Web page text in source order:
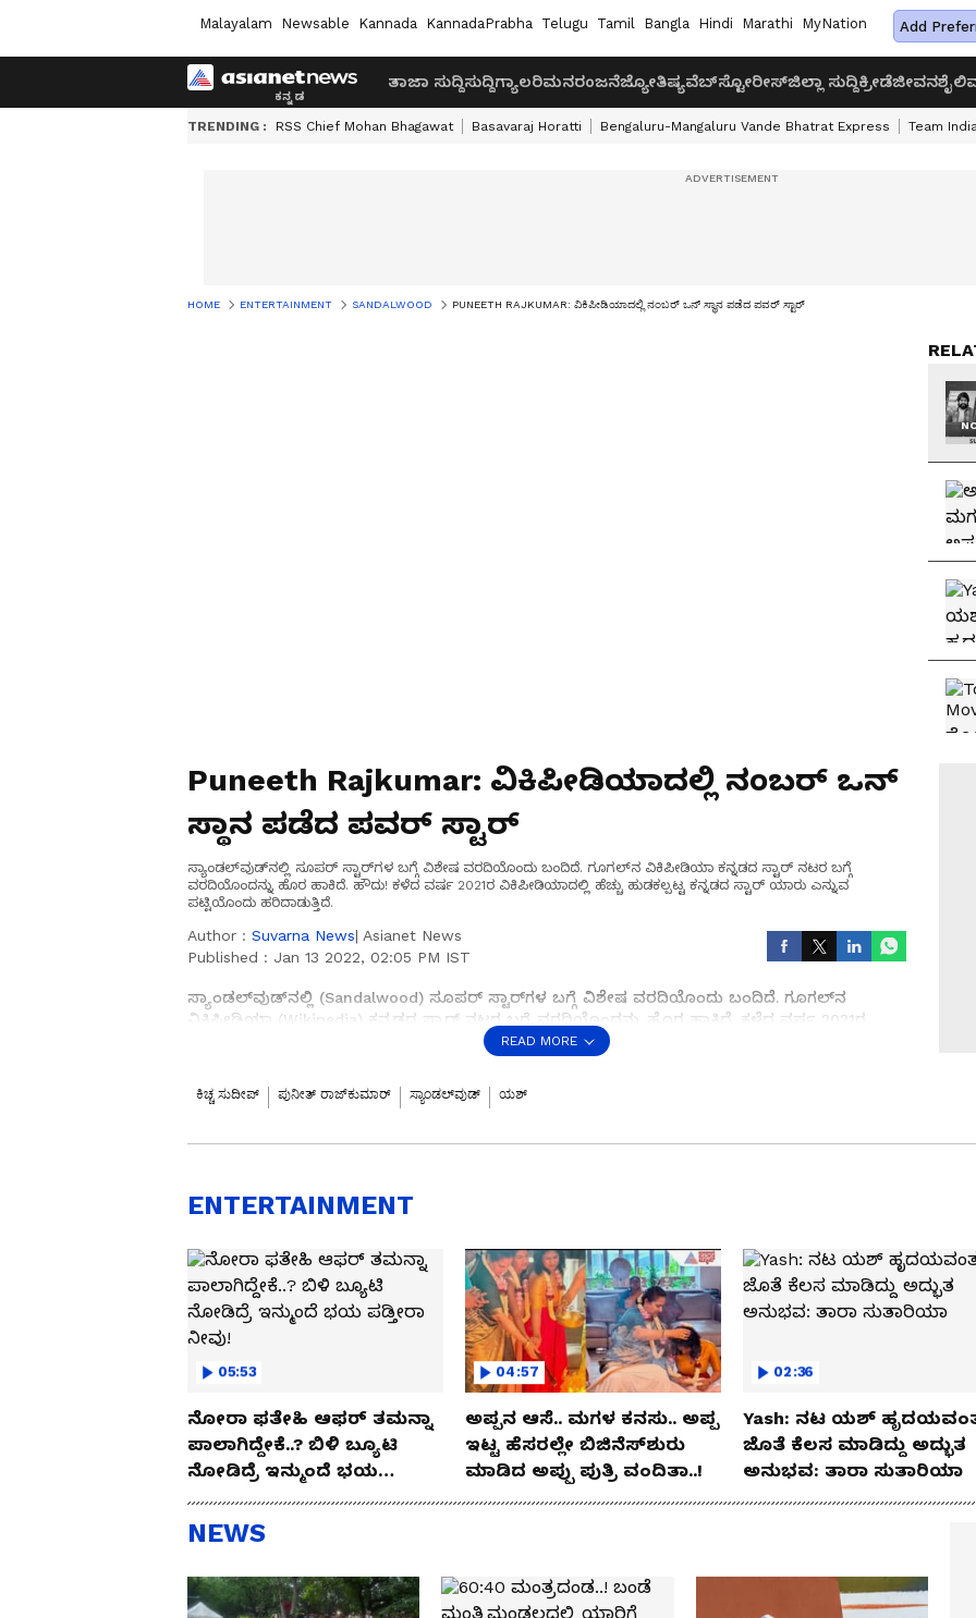
Malayalam Newsable Kannada KannadaPrabha Telugu Tamil Bangla Hindi Marathi MyNation Add
ತಾಜಾ ಸುದ್ದಿಸುದ್ದಿಗ್ಯಾಲರಿಮನರಂಜನೆಜ್ಯೋತಿಷ್ಯವೆಬ್‌ಸ್ಟೋರೀಸ್ಜಿಲ್ಲಾ ಸುದ್ದಿಕ್ರೀಡೆಜೀವನಶೈಲಿ
TRENDING : RSS Chief Mohan Bhagawat Basavaraj Horatti Bengaluru-Mangaluru Vande Bhatrat Express Team
HOME ENTERTAINMENT SANDALWOOD PUNEETH RAJKUMAR: ವಿಕಿಪೀಡಿಯಾದಲ್ಲಿ ನಂಬರ್ ಒನ್ ಸ್ಥಾನ ಪಡೆದ ಪವರ್ ಸ್ಟಾರ್
Puneeth Rajkumar: ವಿಕಿಪೀಡಿಯಾದಲ್ಲಿ ನಂಬರ್ ಒನ್
ಸ್ಥಾನ ಪಡೆದ ಪವರ್ ಸ್ಟಾರ್
ಸ್ಯಾಂಡಲ್‌ವುಡ್‌ನಲ್ಲಿ ಸೂಪರ್ ಸ್ಟಾರ್‌ಗಳ ಬಗ್ಗೆ ವಿಶೇಷ ವರದಿಯೊಂದು ಬಂದಿದೆ. ಗೂಗಲ್‌ನ ವಿಕಿಪೀಡಿಯಾ ಕನ್ನಡದ ಸ್ಟಾರ್ ನಟರ ಬಗ್ಗೆ
ವರದಿಯೊಂದನ್ನು ಹೊರ ಹಾಕಿದೆ. ಹೌದು! ಕಳೆದ ವರ್ಷ 2021ರ ವಿಕಿಪೀಡಿಯಾದಲ್ಲಿ ಹೆಚ್ಚು ಹುಡಕಲ್ಪಟ್ಟ ಕನ್ನಡದ ಸ್ಟಾರ್ ಯಾರು ಎನ್ನುವ
ಪಟ್ಟಿಯೊಂದು ಹರಿದಾಡುತ್ತಿದೆ.
Author : Suvarna News| Asianet News
Published : Jan 13 2022, 02:05 PM IST
ಸ್ಯಾಂಡಲ್‌ವುಡ್‌ನಲ್ಲಿ (Sandalwood) ಸೂಪರ್ ಸ್ಟಾರ್‌ಗಳ ಬಗ್ಗೆ ವಿಶೇಷ ವರದಿಯೊಂದು ಬಂದಿದೆ. ಗೂಗಲ್‌ನ
ವಿಕಿಪೀಡಿಯಾ (Wikipedia) ಕನ್ನಡದ ಸ್ಟಾರ್ ನಟರ ಬಗ್ಗೆ ವರದಿಯೊಂದನ್ನು ಹೊರ ಹಾಕಿದೆ. ಕಳೆದ ವರ್ಷ 2021ರ
ವಿಕಿಪೀಡಿಯಾದಲ್ಲಿ ಹೆಚ್ಚು ಹುಡಕಲ್ಪಟ್ಟ ಕನ್ನಡದ ಸ್ಟಾರ್ ಯಾರು ಎನ್ನುವ ಪಟ್ಟಿಯೊಂದು ಹರಿದಾಡುತ್ತಿದೆ. ಹೌದು!
ಮಂದಿ ಹುಡುಕಿದ್ದಾರೆ. ಹೀಗಾಗಿ ಹೆಚ್ಚು ಹುಡಕಲ್ಪಟ್ಟ ಕನ್ನಡದ ಸ್ಟಾರ್ ಪಟ್ಟಿಯಲ್ಲಿ ಮೊದಲ ಸ್ಥಾನವನ್ನು ಪುನೀತ್
ಪಡೆದಿದ್ದಾರೆ.
Valimai Movie: ದೊಡ್ಡ ಮಟ್ಟದ ಒಟಿಟಿ ಆಫರ್ ತಿರಸ್ಕರಿಸಿದ 'ವಲಿಮೈ' ಚಿತ್ರತಂಡ
ಯಶ್ ಬಗ್ಗೆ 7.46 ಮಿಲಿಯನ್ ಮಂದಿ ವಿಕಿಪೀಡಿಯಾದಲ್ಲಿ ಹುಡುಕಿದ್ದಾರೆ. ಇನ್ನು ವಿಕಿಪೀಡಿಯಾ ಸರ್ಚಿಂಗ್‌ನಲ್ಲಿ ಅಭಿನಯ
ಚಕ್ರವರ್ತಿ ಕಿಚ್ಚ ಸುದೀಪ್ (Kichcha Sudeep) ಮೂರನೇ ಸ್ಥಾನದಲ್ಲಿದ್ದಾರೆ. 4.38 ಮಿಲಿಯನ್ ಮಂದಿ ಕಿಚ್ಚನ ಬಗ್ಗೆ
ಸ್ಥಾನದಲ್ಲಿ ಹ್ಯಾಟ್ರಿಕ್ ಹಿರೋ ಶಿವರಾಜ್‌ಕುಮಾರ್ (Shivarajkumar) ಇದ್ದಾರೆ. ಈ ಮೂಲಕ ಕನ್ನಡದ 5 ಜನ
ಸ್ಟಾರ್‌ಗಳು ವಿಕಿಪೀಡಿಯಾದಲ್ಲಿ ಅತಿ ಹೆಚ್ಚು ಹುಡಕಲ್ಪಟ್ಟವರ ಪಟ್ಟಿಯಲ್ಲಿ ಸ್ಥಾನವನ್ನು ಪಡೆದಿದ್ದಾರೆ.
ಹೆಚ್ಚಿನ ಸಿನಿಮಾ ವಿಡಿಯೋ ನೋಡಲು ಕ್ಲಿಕಿಸಿ:Asianet Suvarna Entertainment
READ MORE
ಕಿಚ್ಚ ಸುದೀಪ್ ಪುನೀತ್ ರಾಜ್‌ಕುಮಾರ್ ಸ್ಯಾಂಡಲ್‌ವುಡ್ ಯಶ್
ENTERTAINMENT
05:53
ನೋರಾ ಫತೇಹಿ ಆಫರ್​ ತಮನ್ನಾ
ಪಾಲಾಗಿದ್ದೇಕೆ..? ಬಿಳಿ ಬ್ಯೂಟಿ
ನೋಡಿದ್ರೆ ಇನ್ಮುಂದೆ ಭಯ
ಪಡ್ತೀರಾ ನೀವು!
04:57
ಅಪ್ಪನ ಆಸೆ.. ಮಗಳ ಕನಸು.. ಅಪ್ಪ
ಇಟ್ಟ ಹೆಸರಲ್ಲೇ ಬಿಜಿನೆಸ್​ಶುರು
ಮಾಡಿದ ಅಪ್ಪು ಪುತ್ರಿ ವಂದಿತಾ..!
02:36
Yash: ನಟ ಯಶ್​
ಜೊತೆ ಕೆಲಸ ಮಾಡಿದ್ದು ಅದ್ಭುತ
ಅನುಭವ: ತಾರಾ ಸುತಾರಿಯಾ
NEWS